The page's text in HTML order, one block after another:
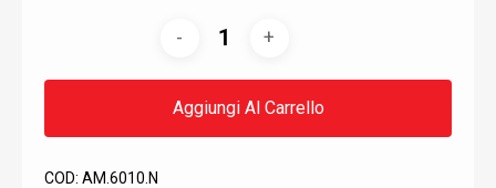
Aggiungi Al Carrello
COD: AM.6010.N